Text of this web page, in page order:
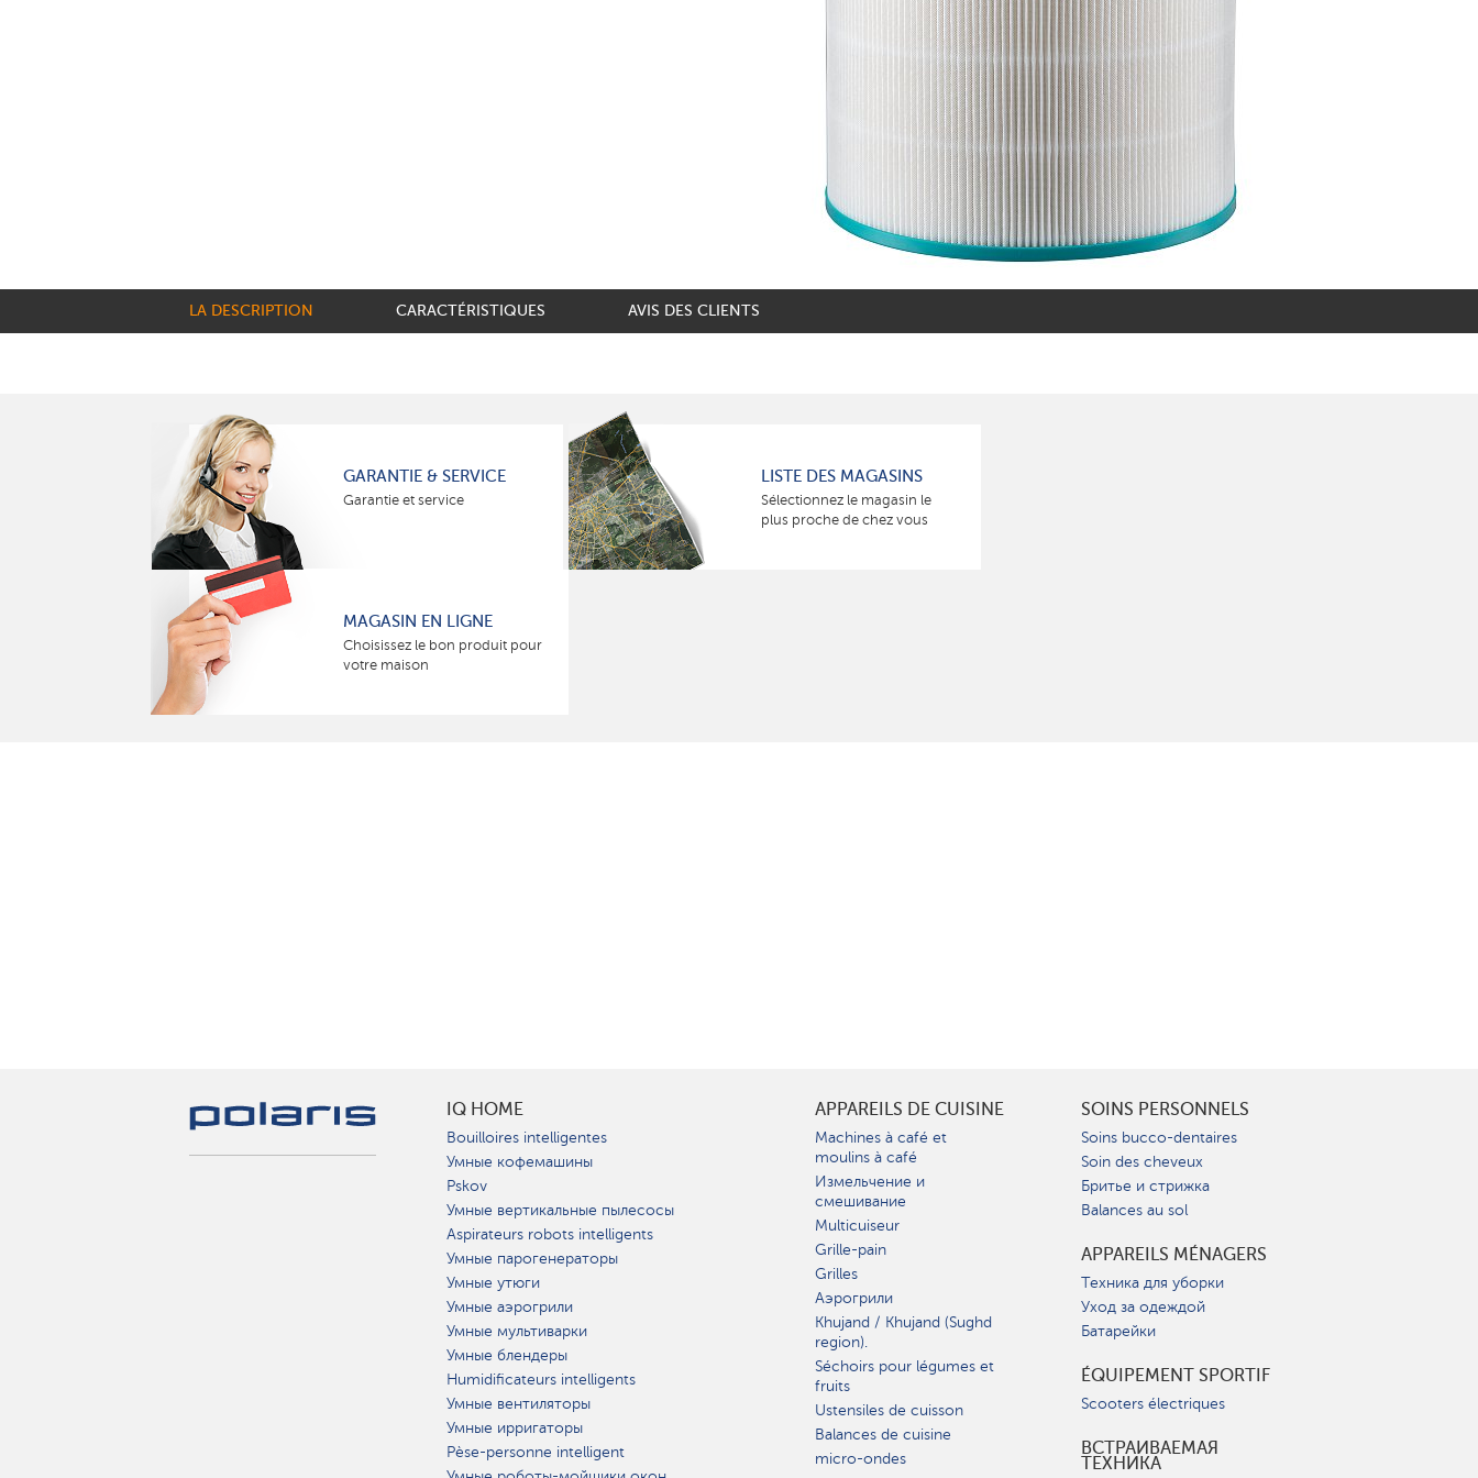
LA DESCRIPTION CARACTÉRISTIQUES AVIS DES CLIENTS
GARANTIE & SERVICE
Garantie et service
LISTE DES MAGASINS
Sélectionnez le magasin le
plus proche de chez vous
MAGASIN EN LIGNE
Choisissez le bon produit pour
votre maison
IQ HOME
Bouilloires intelligentes
Умные кофемашины
Pskov
Умные вертикальные пылесосы
Aspirateurs robots intelligents
Умные парогенераторы
Умные утюги
Умные аэрогрили
Умные мультиварки
Умные блендеры
Humidificateurs intelligents
Умные вентиляторы
Умные ирригаторы
Pèse-personne intelligent
APPAREILS DE CUISINE
Machines à café et
moulins à café
Измельчение и
смешивание
Multicuiseur
Grille-pain
Grilles
Аэрогрили
Khujand / Khujand (Sughd
region).
Séchoirs pour légumes et
fruits
Ustensiles de cuisson
Balances de cuisine
micro-ondes
SOINS PERSONNELS
Soins bucco-dentaires
Soin des cheveux
Бритье и стрижка
Balances au sol
APPAREILS MÉNAGERS
Техника для уборки
Уход за одеждой
Батарейки
ÉQUIPEMENT SPORTIF
Scooters électriques
ВСТРАИВАЕМАЯ
ТЕХНИКА